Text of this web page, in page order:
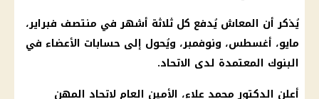
يُذكر أن المعاش يُدفع كل ثلاثة أشهر في منتصف فبراير،
مايو، أغسطس، ونوفمبر، ويُحول إلى حسابات الأعضاء في
البنوك المعتمدة لدى الاتحاد.
أعلن الدكتور محمد علاء، الأمين العام لاتحاد المهن